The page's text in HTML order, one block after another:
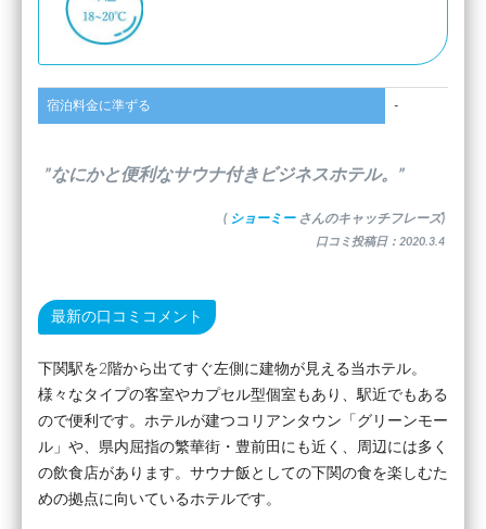
宿泊料金に準ずる -
”なにかと便利なサウナ付きビジネスホテル。”
( ショーミー さんのキャッチフレーズ)
口コミ投稿日：2020.3.4
最新の口コミコメント
下関駅を2階から出てすぐ左側に建物が見える当ホテル。
様々なタイプの客室やカプセル型個室もあり、駅近でもある
ので便利です。ホテルが建つコリアンタウン「グリーンモー
ル」や、県内屈指の繁華街・豊前田にも近く、周辺には多く
の飲食店があります。サウナ飯としての下関の食を楽しむた
めの拠点に向いているホテルです。